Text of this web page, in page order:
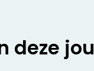
deze